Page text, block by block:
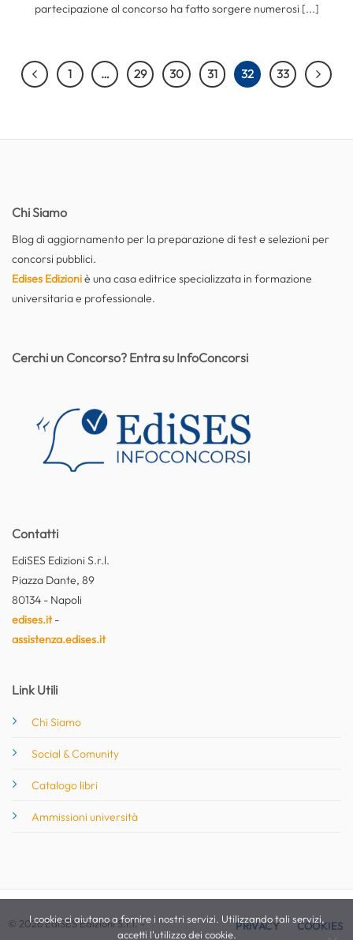
partecipazione al concorso ha fatto sorgere numerosi [...]
1 … 29 30 31 32 33
Chi Siamo
Blog di aggiornamento per la preparazione di test e selezioni per
concorsi pubblici.
Edises Edizioniè una casa editrice specializzata in formazione
universitaria e professionale.
Contatti
EdiSES Edizioni S.r.l.
Piazza Dante, 89
80134 - Napoli
edises.it-
assistenza.edises.it
Link Utili
Chi Siamo
Social & Comunity
Catalogo libri
Ammissioni università
Cerchi un Concorso? Entra su InfoConcorsi
© 2026 EdiSES Edizioni S.r.l. -
PRIVACY COOKIES
I cookie ci aiutano a fornire i nostri servizi. Utilizzando tali servizi,
accetti l'utilizzo dei cookie.